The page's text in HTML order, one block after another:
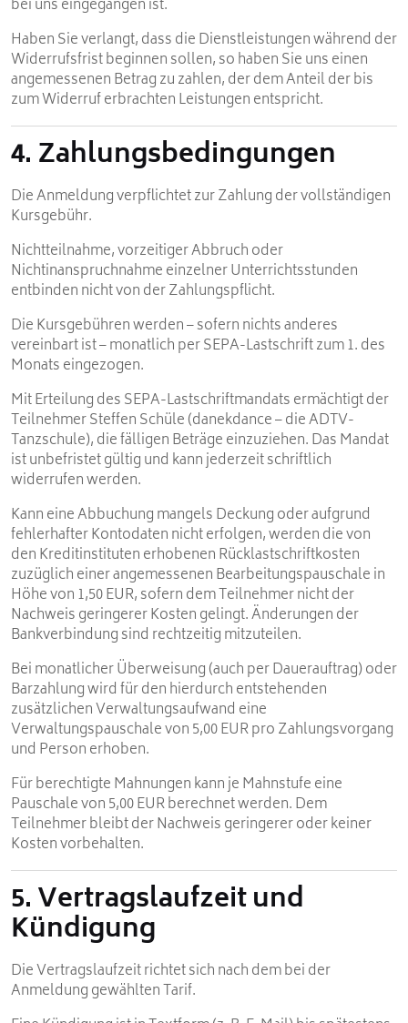
bei uns eingegangen ist.
Haben Sie verlangt, dass die Dienstleistungen während der
Widerrufsfrist beginnen sollen, so haben Sie uns einen
angemessenen Betrag zu zahlen, der dem Anteil der bis
zum Widerruf erbrachten Leistungen entspricht.
4. Zahlungsbedingungen
Die Anmeldung verpflichtet zur Zahlung der vollständigen
Kursgebühr.
Nichtteilnahme, vorzeitiger Abbruch oder
Nichtinanspruchnahme einzelner Unterrichtsstunden
entbinden nicht von der Zahlungspflicht.
Die Kursgebühren werden – sofern nichts anderes
vereinbart ist – monatlich per SEPA-Lastschrift zum 1. des
Monats eingezogen.
Mit Erteilung des SEPA-Lastschriftmandats ermächtigt der
Teilnehmer Steffen Schüle (danekdance – die ADTV-
Tanzschule), die fälligen Beträge einzuziehen. Das Mandat
ist unbefristet gültig und kann jederzeit schriftlich
widerrufen werden.
Kann eine Abbuchung mangels Deckung oder aufgrund
fehlerhafter Kontodaten nicht erfolgen, werden die von
den Kreditinstituten erhobenen Rücklastschriftkosten
zuzüglich einerangemessenen Bearbeitungspauschale in
Höhe von 1,50 EUR, sofern dem Teilnehmer nicht der
Nachweis geringerer Kosten gelingt. Änderungen der
Bankverbindung sind rechtzeitig mitzuteilen.
Bei monatlicher Überweisung (auch per Dauerauftrag) oder
Barzahlung wird für den hierdurch entstehenden
zusätzlichen Verwaltungsaufwand eine
Verwaltungspauschale von 5,00 EUR pro Zahlungsvorgang
und Person erhoben.
Für berechtigte Mahnungen kann je Mahnstufe eine
Pauschale von 5,00 EUR berechnet werden. Dem
Teilnehmer bleibt der Nachweis geringerer oder keiner
Kosten vorbehalten.
5. Vertragslaufzeit und
Kündigung
Die Vertragslaufzeit richtet sich nach dem bei der
Anmeldung gewählten Tarif.